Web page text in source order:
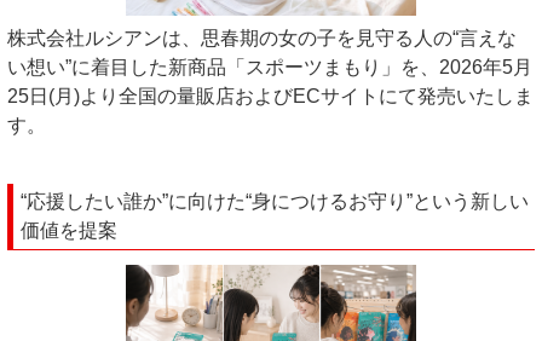
株式会社ルシアンは、思春期の女の子を見守る人の“言えな
い想い”に着目した新商品「スポーツまもり」を、2026年5月
25日(月)より全国の量販店およびECサイトにて発売いたしま
す。
“応援したい誰か”に向けた“身につけるお守り”という新しい
価値を提案